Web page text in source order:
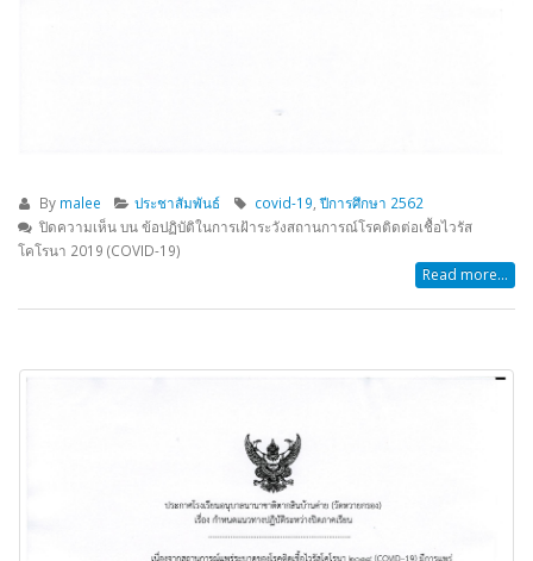
By malee ประชาสัมพันธ์ covid-19,ปีการศึกษา 2562
ปิดความเห็นบน ข้อปฏิบัติในการเฝ้าระวังสถานการณ์โรคติดต่อเชื้อไวรัส
โคโรนา 2019 (COVID-19)
Read more...